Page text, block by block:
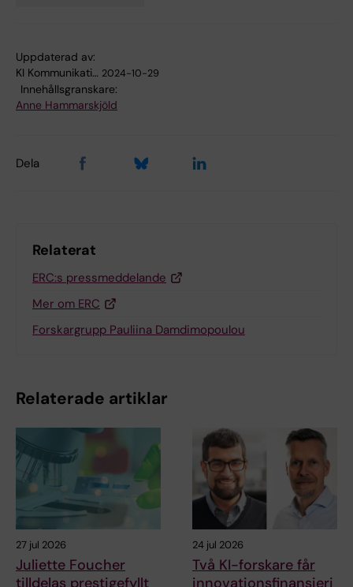
Uppdaterad av:
KI Kommunikati… 2024-10-29
Innehållsgranskare:
Anne Hammarskjöld
Dela
Relaterat
ERC:s pressmeddelande
Mer om ERC
Forskargrupp Pauliina Damdimopoulou
Relaterade artiklar
27 jul 2026
Juliette Foucher
tilldelas prestigefyllt
24 jul 2026
Två KI-forskare får
innovationsfinansieri